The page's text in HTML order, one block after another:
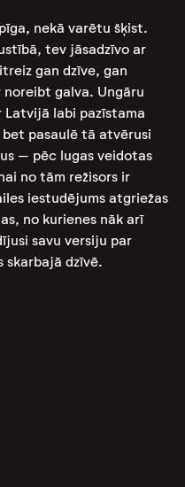
nekā varētu šķist.
tev jāsadzīvo ar
gan dzīve, gan
galva. Ungāru
Latvijā labi pazīstama
bet pasaulē tā atvērusi
– pēc lugas veidotas
no tām režisors ir
iestudējums atgriežas
no kurienes nāk arī
savu versiju par
skarbajā dzīvē.